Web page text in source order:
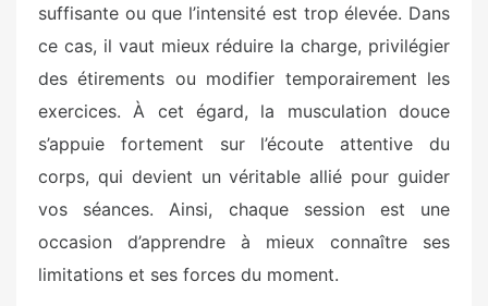
suffisante ou que l’intensité est trop élevée. Dans
ce cas, il vaut mieux réduire la charge, privilégier
des étirements ou modifier temporairement les
exercices. À cet égard, la musculation douce
s’appuie fortement sur l’écoute attentive du
corps, qui devient un véritable allié pour guider
vos séances. Ainsi, chaque session est une
occasion d’apprendre à mieux connaître ses
limitations et ses forces du moment.